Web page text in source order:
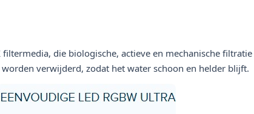
filtermedia, die biologische, actieve en mechanische filtratie
verwijderd, zodat het water schoon en helder blijft.